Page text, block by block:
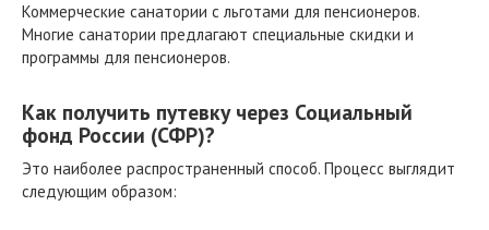
Коммерческие санатории с льготами для пенсионеров.
Многие санатории предлагают специальные скидки и
программы для пенсионеров.
Как получить путевку через Социальный
фонд России (СФР)?
Это наиболее распространенный способ. Процесс выглядит
следующим образом: